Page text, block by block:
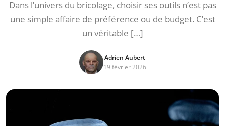
Dans l’univers du bricolage, choisir ses outils n’est pas
une simple affaire de préférence ou de budget. C’est
un véritable […]
Adrien Aubert
19 février 2026